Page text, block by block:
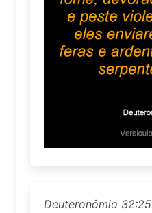
Deuteronômio 32:25